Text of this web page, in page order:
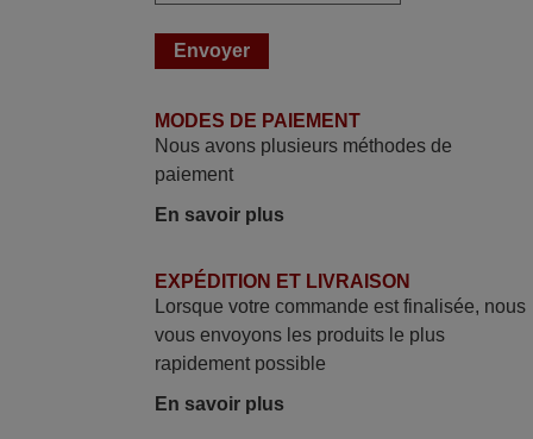
mars 2026
Je suis très content de cet achat. Cette
télécommande est d'une efficacité
d'origine ne fonctionnait plus
(probablement le LED à changer), et que
certains boutons sur le Combiné Radio-
K7-DVD étaient inopérants. Voilà de quoi
Panasonic haut de gamme des années
MODES DE PAIEMENT
Nous avons plusieurs méthodes de
paiement
En savoir plus
EXPÉDITION ET LIVRAISON
Lorsque votre commande est finalisée, nous
vous envoyons les produits le plus
rapidement possible
En savoir plus